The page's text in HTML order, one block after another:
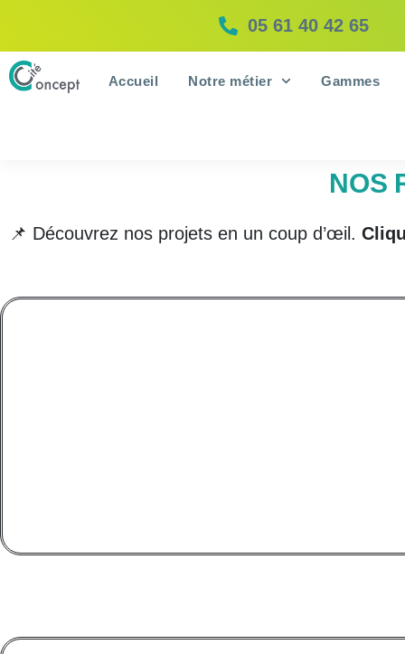
05 61 40 42 65
Accueil Notre métier Gammes
NOS
📌 Découvrez nos projets en un coup d’œil.